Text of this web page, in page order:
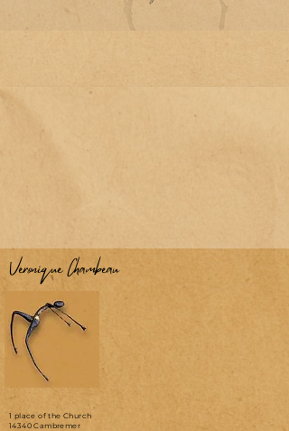
Véronique Chambeau
1 place of the Church
14340 Cambremer